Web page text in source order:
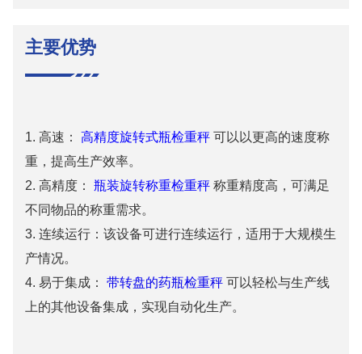
主要优势
1. 高速： 高精度旋转式瓶检重秤可以以更高的速度称
重，提高生产效率。
2. 高精度： 瓶装旋转称重检重秤称重精度高，可满足
不同物品的称重需求。
3. 连续运行：该设备可进行连续运行，适用于大规模生
产情况。
4. 易于集成： 带转盘的药瓶检重秤可以轻松与生产线
上的其他设备集成，实现自动化生产。